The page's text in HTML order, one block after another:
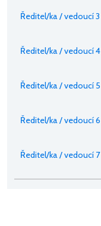
Ředitel/ka / vedoucí 3
Ředitel/ka / vedoucí 4
Ředitel/ka / vedoucí 5
Ředitel/ka / vedoucí 6
Ředitel/ka / vedoucí 7